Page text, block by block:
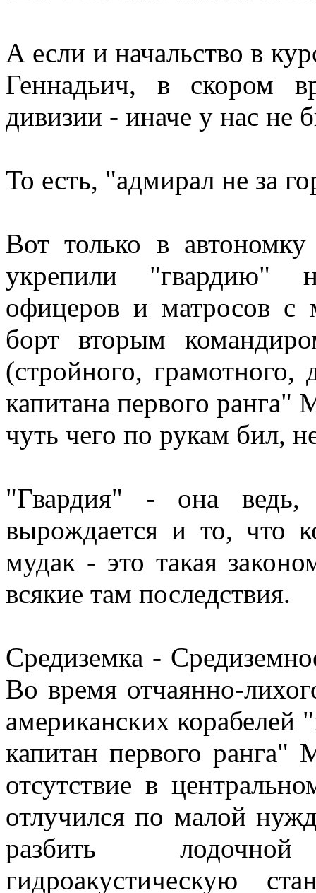
А если и начальство в
Геннадьич, в скором
дивизии - иначе у нас не
То есть, "адмирал не за
Вот только в
укрепили "гвардию"
офицеров и матросов с
борт вторым
(стройного, грамотного,
капитана первого ранга"
чуть чего по рукам бил,
"Гвардия" - она ведь,
вырождается и то, что
мудак - это такая
всякие там последствия.
Средиземка -
Во время отчаянно-
американских корабелей
капитан первого ранга"
отсутствие в
отлучился по малой
разбить
гидроакустическую